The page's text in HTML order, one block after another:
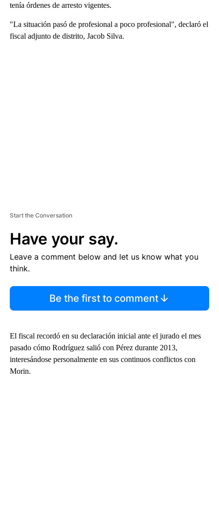
tenía órdenes de arresto vigentes.
"La situación pasó de profesional a poco profesional", declaró el
fiscal adjunto de distrito, Jacob Silva.
Start the Conversation
Have your say.
Leave a comment below and let us know what you
think.
Be the first to comment
El fiscal recordó en su declaración inicial ante el jurado el mes
pasado cómo Rodríguez salió con Pérez durante 2013,
interesándose personalmente en sus continuos conflictos con
Morin.